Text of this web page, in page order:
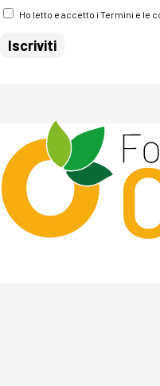
Ho letto e accetto i Termini e le